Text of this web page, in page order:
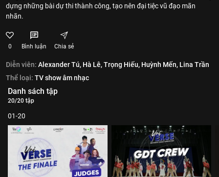
dựng những bài dự thi thành công, tạo nên đại tiệc vũ đạo mãn
nhãn.
0 Bình luận Chia sẻ
Diễn viên: Alexander Tú, Hà Lê,Trọng Hiếu, Huỳnh Mến, Lina Trần
Thể loại: TV show âm nhạc
Danh sách tập
20/20 tập
01-20